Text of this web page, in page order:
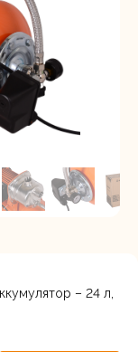
– 24 л,
пароль?